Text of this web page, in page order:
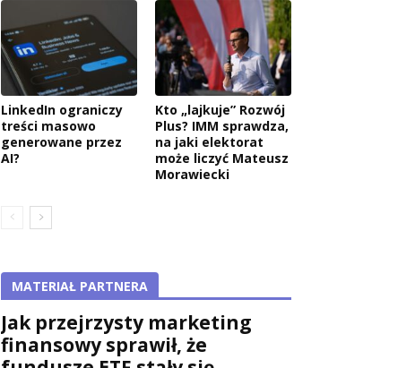
LinkedIn ograniczy
treści masowo
generowane przez
AI?
Kto „lajkuje” Rozwój
Plus? IMM sprawdza,
na jaki elektorat
może liczyć Mateusz
Morawiecki
MATERIAŁ PARTNERA
Jak przejrzysty marketing
finansowy sprawił, że